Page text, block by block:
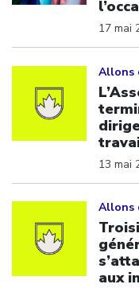
17 mai
Allons
13 mai
Allons
aux